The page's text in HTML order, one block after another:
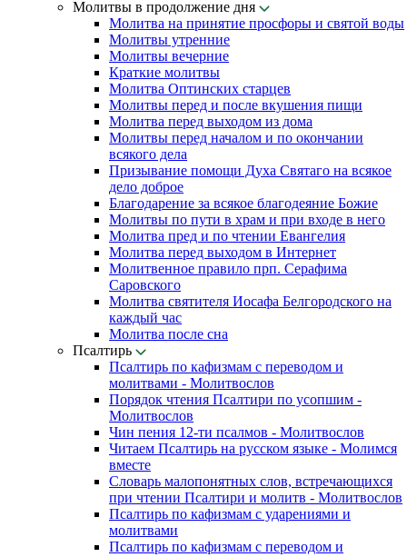
Молитвы в продолжение дня
Молитва на принятие просфоры и святой воды
Молитвы утренние
Молитвы вечерние
Краткие молитвы
Молитва Оптинских старцев
Молитвы перед и после вкушения пищи
Молитва перед выходом из дома
Молитвы перед началом и по окончании
всякого дела
Призывание помощи Духа Святаго на всякое
дело доброе
Благодарение за всякое благодеяние Божие
Молитвы по пути в храм и при входе в него
Молитва пред и по чтении Евангелия
Молитва перед выходом в Интернет
Молитвенное правило прп. Серафима
Саровского
Молитва святителя Иосафа Белгородского на
каждый час
Молитва после сна
Псалтирь
Псалтирь по кафизмам с переводом и
молитвами - Молитвослов
Порядок чтения Псалтири по усопшим -
Молитвослов
Чин пения 12-ти псалмов - Молитвослов
Читаем Псалтирь на русском языке - Молимся
вместе
Словарь малопонятных слов, встречающихся
при чтении Псалтири и молитв - Молитвослов
Псалтирь по кафизмам с ударениями и
молитвами
Псалтирь по кафизмам с переводом и